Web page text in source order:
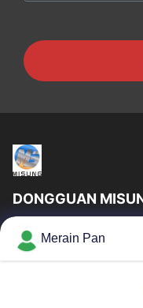
DONGGUAN
동완 딱포드 특별한 강철
제공자들, 합리적인 가격
빠른 링크
Merain Pan